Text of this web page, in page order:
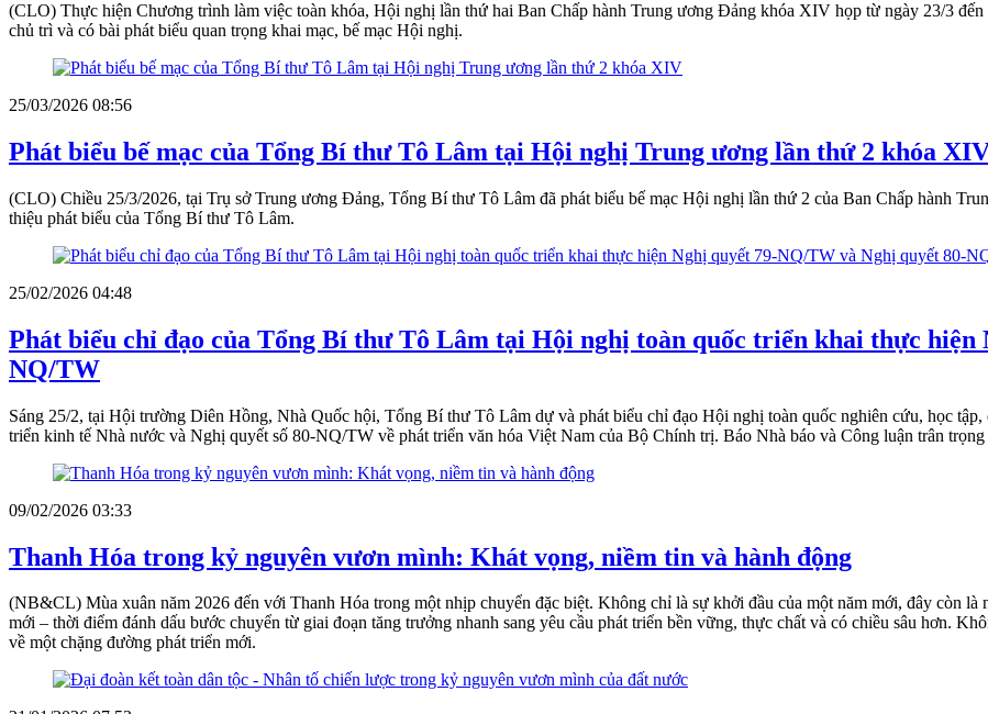
(CLO) Thực hiện Chương trình làm việc toàn khóa, Hội nghị lần thứ hai Ban Chấp hành Trung ương Đảng khóa XIV họp từ ngày 23/3
chủ trì và có bài phát biểu quan trọng khai mạc, bế mạc Hội nghị.
25/03/2026 08:56
Phát biểu bế mạc của Tổng Bí thư Tô Lâm tại Hội nghị Trung ương lần thứ 2 khóa
(CLO) Chiều 25/3/2026, tại Trụ sở Trung ương Đảng, Tổng Bí thư Tô Lâm đã phát biểu bế mạc Hội nghị lần thứ 2 của Ban Chấp hành
thiệu phát biểu của Tổng Bí thư Tô Lâm.
25/02/2026 04:48
Phát biểu chỉ đạo của Tổng Bí thư Tô Lâm tại Hội nghị toàn quốc triển khai thực
NQ/TW
Sáng 25/2, tại Hội trường Diên Hồng, Nhà Quốc hội, Tổng Bí thư Tô Lâm dự và phát biểu chỉ đạo Hội nghị toàn quốc nghiên cứu, học
triển kinh tế Nhà nước và Nghị quyết số 80-NQ/TW về phát triển văn hóa Việt Nam của Bộ Chính trị. Báo Nhà báo và Công luận trân
09/02/2026 03:33
Thanh Hóa trong kỷ nguyên vươn mình: Khát vọng, niềm tin và hành động
(NB&CL) Mùa xuân năm 2026 đến với Thanh Hóa trong một nhịp chuyển đặc biệt. Không chỉ là sự khởi đầu của một năm mới, đây còn
mới – thời điểm đánh dấu bước chuyển từ giai đoạn tăng trưởng nhanh sang yêu cầu phát triển bền vững, thực chất và có chiều sâu hơn.
về một chặng đường phát triển mới.